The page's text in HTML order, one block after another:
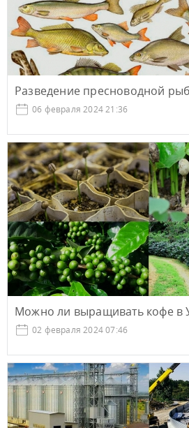
Разведение пресноводной
06 февраля 2024 21:36
Можно ли выращивать кофе в
02 февраля 2024 07:46